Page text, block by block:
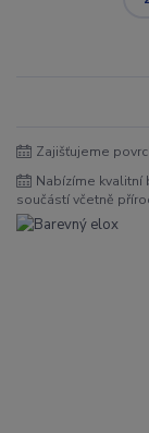
Zajišťujeme
Nabízíme kvalitní
součástí včetně